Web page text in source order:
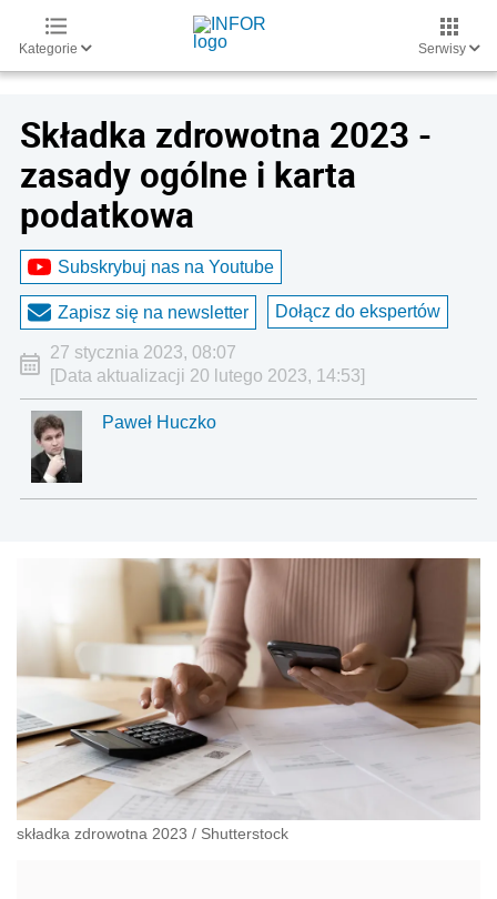
Kategorie Serwisy
Składka zdrowotna 2023 -
zasady ogólne i karta
podatkowa
Subskrybuj nas na Youtube
Zapisz się na newsletter Dołącz do ekspertów
27 stycznia 2023, 08:07
[Data aktualizacji 20 lutego 2023, 14:53]
Paweł Huczko
składka zdrowotna 2023 / Shutterstock